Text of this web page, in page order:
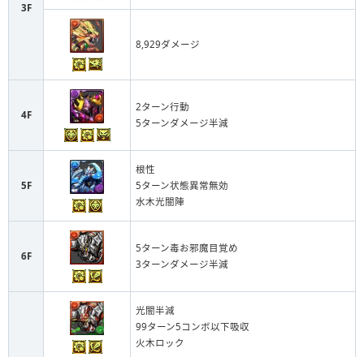
3F
8,929ダメージ
4F
2ターン行動
5ターンダメージ半減
5F
根性
5ターン状態異常無効
水木光闇陣
6F
5ターン毒お邪魔目覚め
3ターンダメージ半減
光闇半減
99ターン5コンボ以下吸収
火木ロック